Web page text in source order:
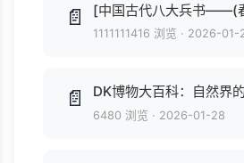
📄 [中国古代八大兵书——(
1111111416 浏览 · 2026-01-
📄 DK博物大百科：自然界
6480 浏览 · 2026-01-28